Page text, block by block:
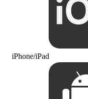
iPhone/iPad